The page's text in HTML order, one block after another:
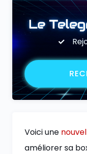
Voici une
améliorer sa
Le